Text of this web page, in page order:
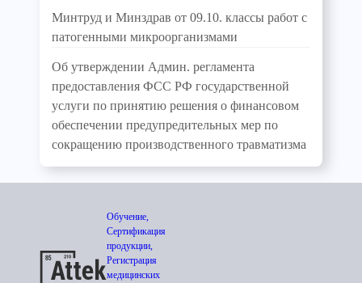
Минтруд и Минздрав от 09.10. классы работ с
патогенными микроорганизмами
Об утверждении Админ. регламента
предоставления ФСС РФ государственной
услуги по принятию решения о финансовом
обеспечении предупредительных мер по
сокращению производственного травматизма
Обучение,
Сертификация
продукции,
Регистрация
медицинских